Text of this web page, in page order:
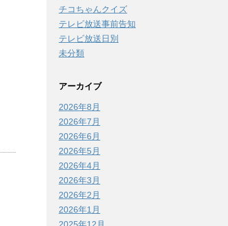
チコちゃんクイズ
テレビ放送事前告知
テレビ放送日別
未分類
アーカイブ
2026年8月
2026年7月
2026年6月
2026年5月
2026年4月
2026年3月
2026年2月
2026年1月